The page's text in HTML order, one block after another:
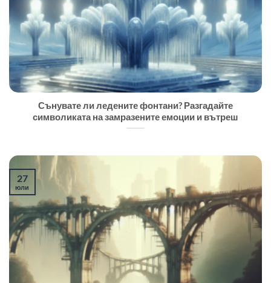
Сънувате ли ледените фонтани? Разгадайте
символиката на замразените емоции и вътреш
27
юли